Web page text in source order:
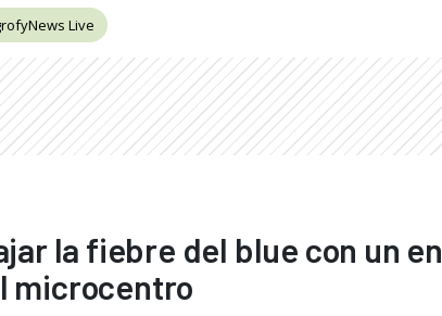
Live
la fiebre del blue con un
microcentro